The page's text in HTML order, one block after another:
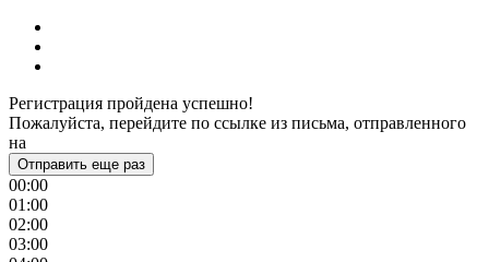
Регистрация пройдена успешно!
Пожалуйста, перейдите по ссылке из письма, отправленного
на
Отправить еще раз
00:00
01:00
02:00
03:00